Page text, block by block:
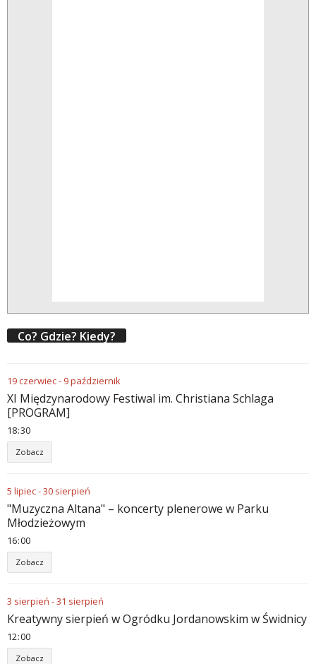
Co? Gdzie? Kiedy?
19czerwiec- 9październik
XI Międzynarodowy Festiwal im. Christiana Schlaga
[PROGRAM]
18:30
Zobacz
5 lipiec-30 sierpień
"Muzyczna Altana" – koncerty plenerowe w Parku
Młodzieżowym
16:00
Zobacz
3 sierpień -31 sierpień
Kreatywny sierpień w Ogródku Jordanowskim w Świdnicy
12:00
Zobacz